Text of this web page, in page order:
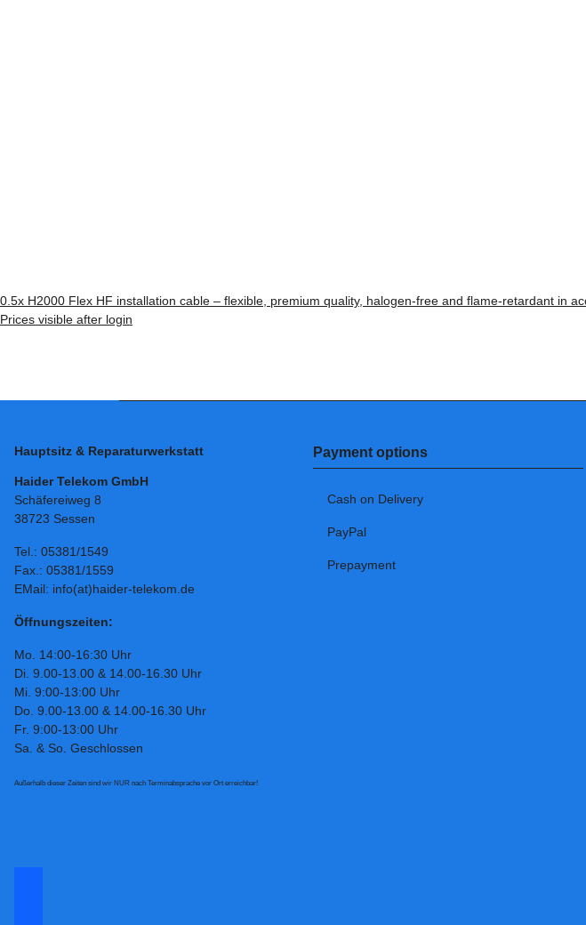
0.5x H2000 Flex HF installation cable – flexible, premium quality, halogen-free and flame-retardant in
Prices visible after login
Hauptsitz & Reparaturwerkstatt
Haider Telekom GmbH
Schäfereiweg 8
38723 Sessen
Tel.: 05381/1549
Fax.: 05381/1559
EMail: info(at)haider-telekom.de
Öffnungszeiten:
Mo. 14:00-16:30 Uhr
Di. 9.00-13.00 & 14.00-16.30 Uhr
Mi. 9:00-13:00 Uhr
Do. 9.00-13.00 & 14.00-16.30 Uhr
Fr. 9:00-13:00 Uhr
Sa. & So. Geschlossen
Außerhalb dieser Zeiten sind wir NUR nach Terminabsprache vor Ort erreichbar!
Payment options
Cash on Delivery
PayPal
Prepayment